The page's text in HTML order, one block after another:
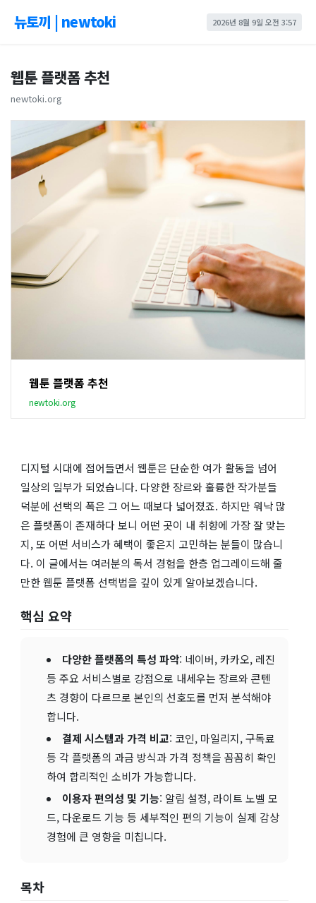
뉴토끼 | newtoki 2026년 8월 9일 오전 3:57
웹툰 플랫폼 추천
newtoki.org
웹툰 플랫폼 추천
newtoki.org
디지털 시대에 접어들면서 웹툰은 단순한 여가 활동을 넘어
일상의 일부가 되었습니다. 다양한 장르와 훌륭한 작가분들
덕분에 선택의 폭은 그 어느 때보다 넓어졌죠. 하지만 워낙 많
은 플랫폼이 존재하다 보니 어떤 곳이 내 취향에 가장 잘 맞는
지, 또 어떤 서비스가 혜택이 좋은지 고민하는 분들이 많습니
다. 이 글에서는 여러분의 독서 경험을 한층 업그레이드해 줄
만한 웹툰 플랫폼 선택법을 깊이 있게 알아보겠습니다.
핵심 요약
다양한 플랫폼의 특성 파악: 네이버, 카카오, 레진
등 주요 서비스별로 강점으로 내세우는 장르와 콘텐
츠 경향이 다르므로 본인의 선호도를 먼저 분석해야
합니다.
결제 시스템과 가격 비교: 코인, 마일리지, 구독료
등 각 플랫폼의 과금 방식과 가격 정책을 꼼꼼히 확인
하여 합리적인 소비가 가능합니다.
이용자 편의성 및 기능: 알림 설정, 라이트 노벨 모
드, 다운로드 기능 등 세부적인 편의 기능이 실제 감상
경험에 큰 영향을 미칩니다.
목차